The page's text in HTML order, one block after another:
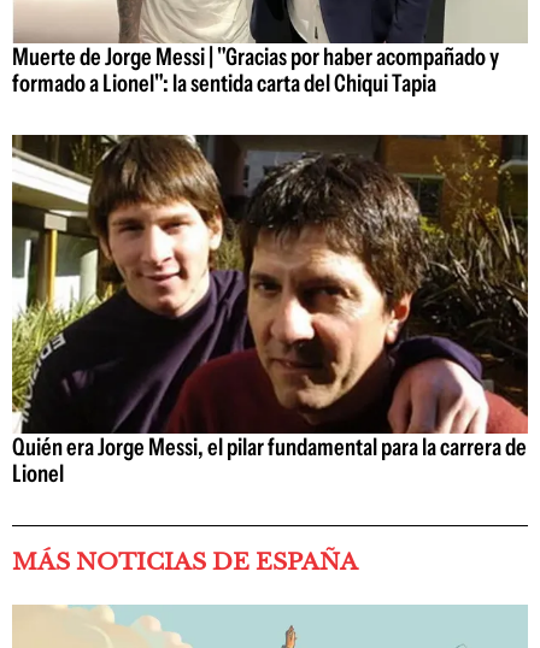
Muerte de Jorge Messi | "Gracias por haber acompañado y
formado a Lionel": la sentida carta del Chiqui Tapia
Quién era Jorge Messi, el pilar fundamental para la carrera de
Lionel
MÁS NOTICIAS DE ESPAÑA